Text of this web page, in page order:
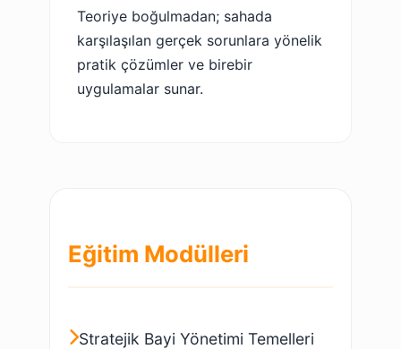
Teoriye boğulmadan; sahada
karşılaşılan gerçek sorunlara yönelik
pratik çözümler ve birebir
uygulamalar sunar.
Eğitim Modülleri
Stratejik Bayi Yönetimi Temelleri